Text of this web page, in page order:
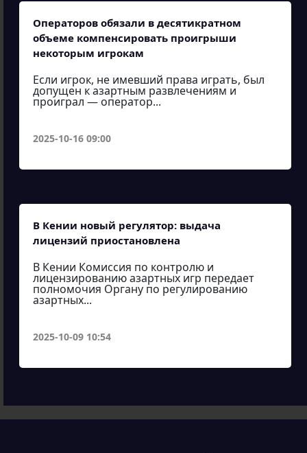
Операторов обязали в десятикратном
объеме компенсировать проигрыши
некоторым игрокам
Если игрок, не имевший права играть, был
допущен к азартным развлечениям и
проиграл — оператор...
2025-10-16 09:00
В Кении новый регулятор: выдача
лицензий приостановлена
В Кении Комиссия по контролю и
лицензированию азартных игр передает
полномочия Органу по регулированию
азартных...
2025-10-09 10:54